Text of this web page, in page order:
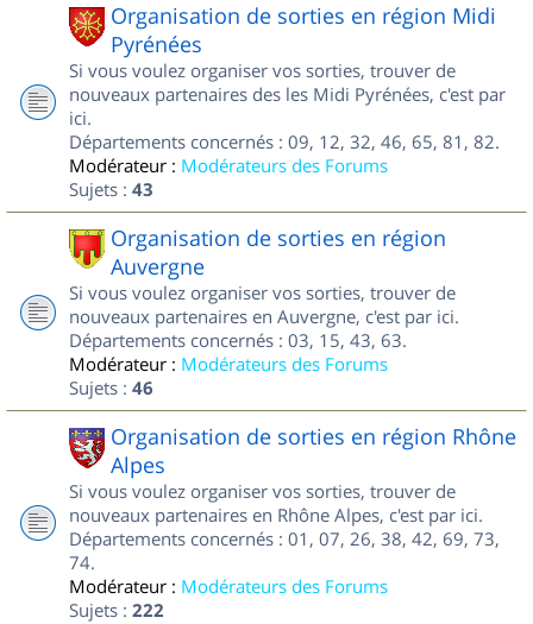
Organisation de sorties en région Midi
Pyrénées
Si vous voulez organiser vos sorties, trouver de
nouveaux partenaires des les Midi Pyrénées, c'est par
ici.
Départements concernés : 09, 12, 32, 46, 65, 81, 82.
Modérateur : Modérateurs des Forums
Sujets : 43
Organisation de sorties en région
Auvergne
Si vous voulez organiser vos sorties, trouver de
nouveaux partenaires en Auvergne, c'est par ici.
Départements concernés : 03, 15, 43, 63.
Modérateur : Modérateurs des Forums
Sujets : 46
Organisation de sorties en région Rhône
Alpes
Si vous voulez organiser vos sorties, trouver de
nouveaux partenaires en Rhône Alpes, c'est par ici.
Départements concernés : 01, 07, 26, 38, 42, 69, 73,
74.
Modérateur : Modérateurs des Forums
Sujets : 222